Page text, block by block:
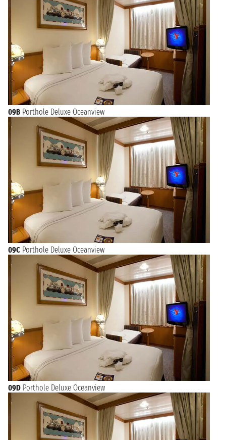
09B Porthole Deluxe Oceanview
09C Porthole Deluxe Oceanview
09D Porthole Deluxe Oceanview